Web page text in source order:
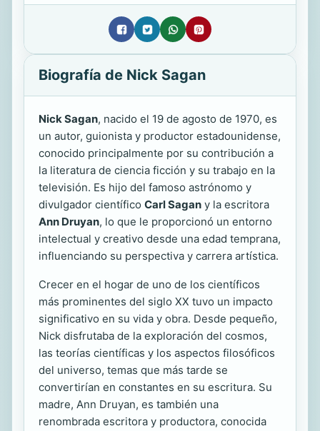
Biografía de Nick Sagan
Nick Sagan, nacido el 19 de agosto de 1970, es
un autor, guionista y productor estadounidense,
conocido principalmente por su contribución a
la literatura de ciencia ficción y su trabajo en la
televisión. Es hijo del famoso astrónomo y
divulgador científico Carl Sagan y la escritora
Ann Druyan, lo que le proporcionó un entorno
intelectual y creativo desde una edad temprana,
influenciando su perspectiva y carrera artística.
Crecer en el hogar de uno de los científicos
más prominentes del siglo XX tuvo un impacto
significativo en su vida y obra. Desde pequeño,
Nick disfrutaba de la exploración del cosmos,
las teorías científicas y los aspectos filosóficos
del universo, temas que más tarde se
convertirían en constantes en su escritura. Su
madre, Ann Druyan, es también una
renombrada escritora y productora, conocida